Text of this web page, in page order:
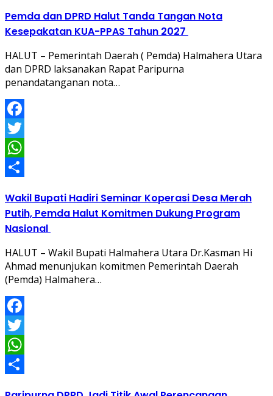
Pemda dan DPRD Halut Tanda Tangan Nota
Kesepakatan KUA-PPAS Tahun 2027
HALUT – Pemerintah Daerah ( Pemda) Halmahera Utara
dan DPRD laksanakan Rapat Paripurna
penandatanganan nota…
Facebook
Twitter
WhatsApp
Wakil Bupati Hadiri Seminar Koperasi Desa Merah
Putih, Pemda Halut Komitmen Dukung Program
Nasional
HALUT – Wakil Bupati Halmahera Utara Dr.Kasman Hi
Ahmad menunjukan komitmen Pemerintah Daerah
(Pemda) Halmahera…
Facebook
Twitter
WhatsApp